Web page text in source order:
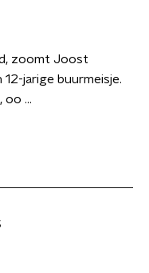
zoomt Joost
jarige buurmeisje.
...